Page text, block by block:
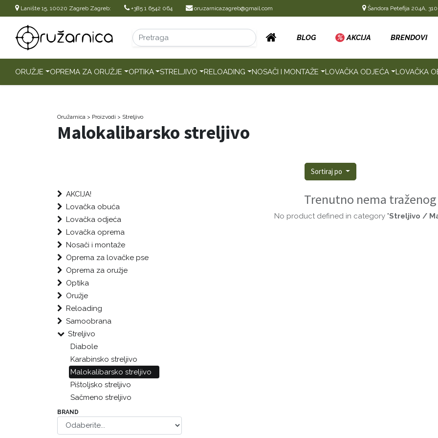
Lanište 15, 10020 Zagreb Zagreb: +385 1 6542 064 oruzarnicazagreb@gmail.com Šandora Petefija 204A,
BLOG % AKCIJA BRENDOVI
ORUŽJE OPREMA ZA ORUŽJE OPTIKA STRELJIVO RELOADING NOSAČI I MONTAŽE LOVAČKA ODJEĆA LOVAČKA
Oružarnica > Proizvodi > Streljivo
Malokalibarsko streljivo
Sortiraj po
AKCIJA!
Lovačka obuća
Lovačka odjeća
Lovačka oprema
Nosači i montaže
Oprema za lovačke pse
Oprema za oružje
Optika
Oružje
Reloading
Samoobrana
Streljivo
Diabole
Karabinsko streljivo
Malokalibarsko streljivo
Pištoljsko streljivo
Sačmeno streljivo
BRAND
Trenutno nema
No product defined in category "Streljivo /